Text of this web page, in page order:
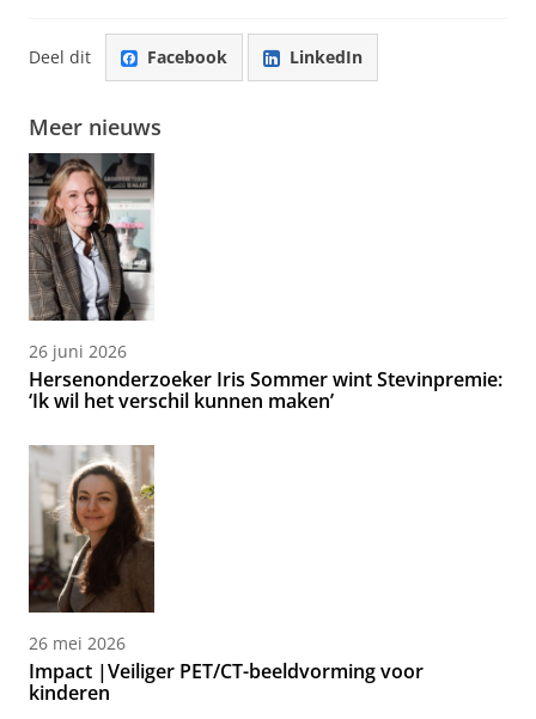
Deel dit Facebook LinkedIn
Meer nieuws
26 juni 2026
Hersenonderzoeker Iris Sommer wint Stevinpremie:
‘Ik wil het verschil kunnen maken’
26 mei 2026
Impact |Veiliger PET/CT-beeldvorming voor
kinderen